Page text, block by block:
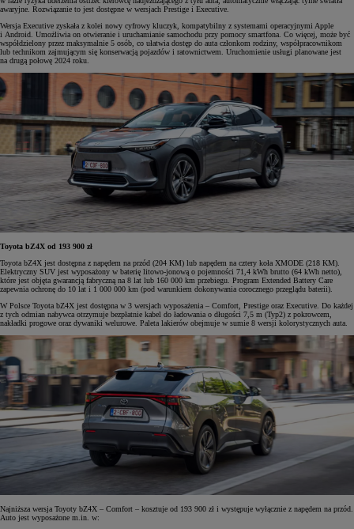
awaryjne. Rozwiązanie to jest dostępne w wersjach Prestige i Executive.
Wersja Executive zyskała z kolei nowy cyfrowy kluczyk, kompatybilny z systemami operacyjnymi Apple
i Android. Umożliwia on otwieranie i uruchamianie samochodu przy pomocy smartfona. Co więcej, może być
współdzielony przez maksymalnie 5 osób, co ułatwia dostęp do auta członkom rodziny, współpracownikom
lub technikom zajmującym się konserwacją pojazdów i ratownictwem. Uruchomienie usługi planowane jest
na drugą połowę 2024 roku.
Toyota bZ4X od 193 900 zł
Toyota bZ4X jest dostępna z napędem na przód (204 KM) lub napędem na cztery koła XMODE (218 KM).
Elektryczny SUV jest wyposażony w baterię litowo-jonową o pojemności 71,4 kWh brutto (64 kWh netto),
które jest objęta gwarancją fabryczną na 8 lat lub 160 000 km przebiegu. Program Extended Battery Care
zapewnia ochronę do 10 lat i 1 000 000 km (pod warunkiem dokonywania corocznego przeglądu baterii).
W Polsce Toyota bZ4X jest dostępna w 3 wersjach wyposażenia – Comfort, Prestige oraz Executive. Do każdej
z tych odmian nabywca otrzymuje bezpłatnie kabel do ładowania o długości 7,5 m (Typ2) z pokrowcem,
nakładki progowe oraz dywaniki welurowe. Paleta lakierów obejmuje w sumie 8 wersji kolorystycznych auta.
Najniższa wersja Toyoty bZ4X – Comfort – kosztuje od 193 900 zł i występuje wyłącznie z napędem na przód.
Auto jest wyposażone m.in. w: